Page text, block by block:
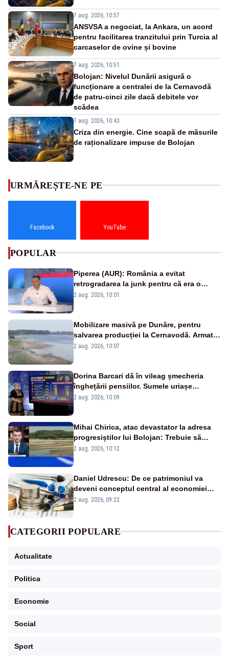
7 aug. 2026, 10:57
ANSVSA a negociat, la Ankara, un acord
pentru facilitarea tranzitului prin Turcia al
carcaselor de ovine și bovine
7 aug. 2026, 10:51
Bolojan: Nivelul Dunării asigură o
funcționare a centralei de la Cernavodă
de patru-cinci zile dacă debitele vor
scădea
7 aug. 2026, 10:43
Criza din energie. Cine scapă de măsurile
de raționalizare impuse de Bolojan
URMĂREȘTE-NE PE
Facebook YouTube
POPULAR
Piperea (AUR): România a evitat
retrogradarea la junk pentru că era o
catastrofă pentru bănci și fondurile de
2 aug. 2026, 10:01
Mobilizare masivă pe Dunăre, pentru
salvarea producției la Cernavodă. Armata
va detona o stâncă și va devia apa
2 aug. 2026, 10:07
Dorina Barcari dă în vileag șmecheria
înghețării pensiilor. Sumele uriașe
pierdute de fiecare român
2 aug. 2026, 10:09
Mihai Chirica, atac devastator la adresa
progresiștilor lui Bolojan: Trebuie să
protejăm și natura, dar nu șținem omaneii
2 aug. 2026, 10:12
Daniel Udrescu: De ce patrimoniul va
deveni conceptul central al economiei
viitoare?
2 aug. 2026, 09:22
CATEGORII POPULARE
Actualitate
Politica
Economie
Social
Sport